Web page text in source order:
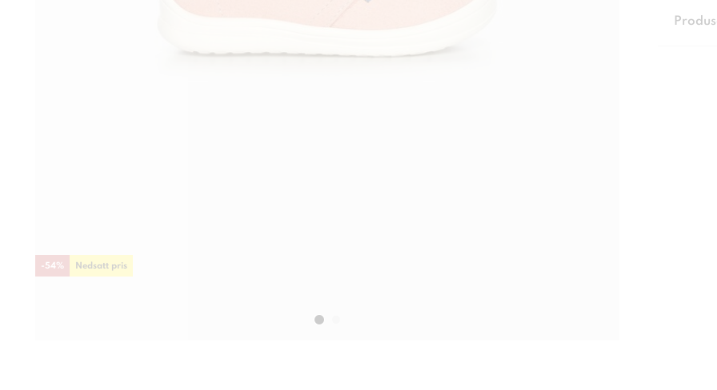
-54 % Nedsatt pris